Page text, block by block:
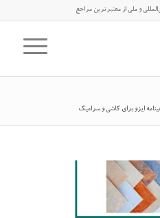
و ملی از معتبرترین مراجع
ایزو برای کاشی و سرامیک